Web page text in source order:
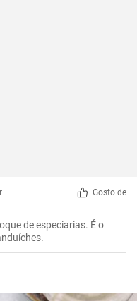
Gosto de
de especiarias. É o